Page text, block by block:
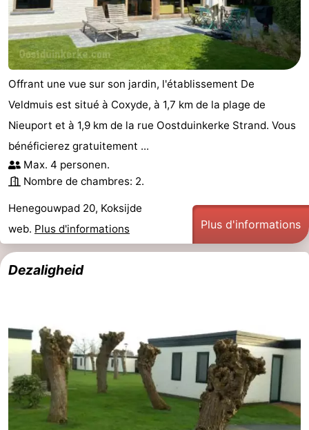
Offrant une vue sur son jardin, l'établissement De
Veldmuis est situé à Coxyde, à 1,7 km de la plage de
Nieuport et à 1,9 km de la rue Oostduinkerke Strand. Vous
bénéficierez gratuitement ...
Max. 4 personen.
Nombre de chambres: 2.
Henegouwpad 20, Koksijde
web. Plus d'informations Plus d'informations
Dezaligheid